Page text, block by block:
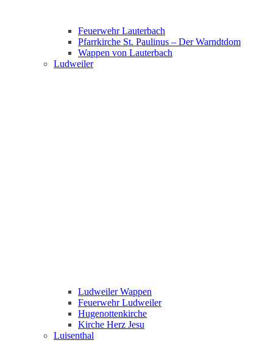
Feuerwehr Lauterbach
Pfarrkirche St. Paulinus – Der Warndtdom
Wappen von Lauterbach
Ludweiler
Ludweiler Wappen
Feuerwehr Ludweiler
Hugenottenkirche
Kirche Herz Jesu
Luisenthal